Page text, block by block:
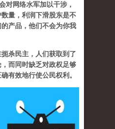
对网络水军加以干涉，
量，利润下滑股东是不
产品，他们不会为你我
杀民主，人们获取到了
而同时缺乏对政权足够
有效地行使公民权利。